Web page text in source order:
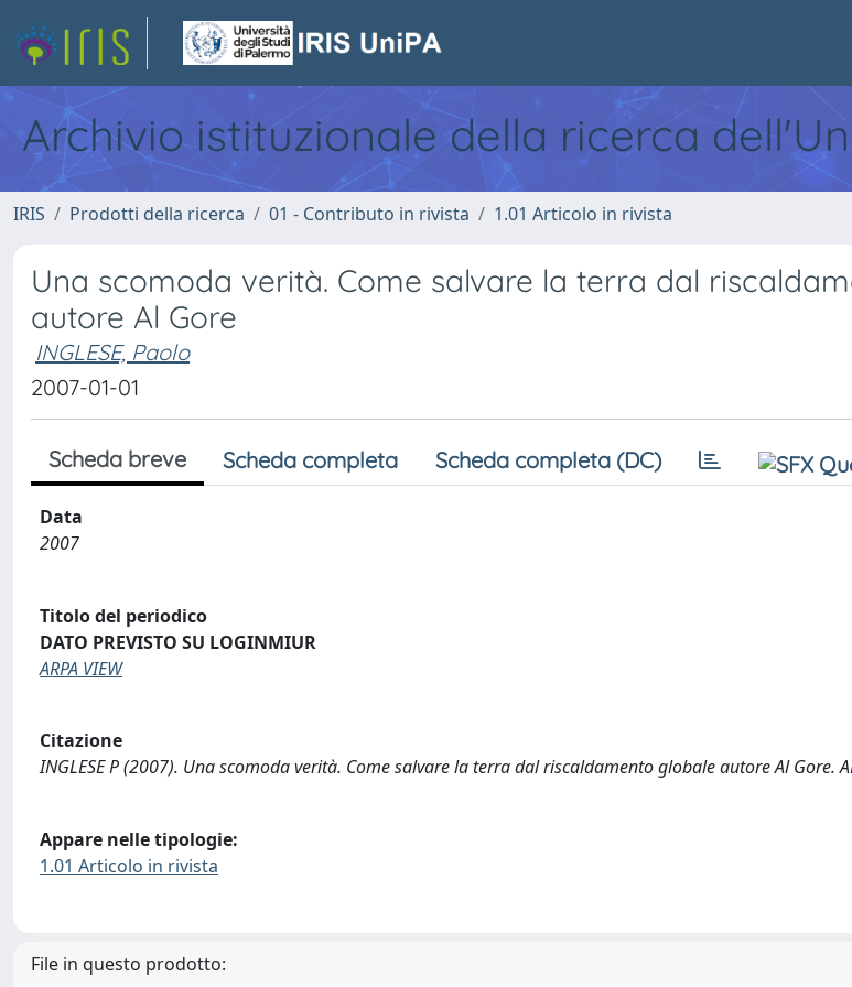
Archivio istituzionale della ricerca
IRIS Prodotti della ricerca 01 - Contributo in rivista 1.01 Articolo in rivista
Una scomoda verità. Come salvare la terra dal
autore Al Gore
INGLESE, Paolo
2007-01-01
Scheda breve Scheda completa Scheda completa (DC)
Data
2007
Titolo del periodico
DATO PREVISTO SU LOGINMIUR
ARPA VIEW
Citazione
INGLESE P (2007). Una scomoda verità. Come salvare la terra dal riscaldamento globale autore Al Gore.
Appare nelle tipologie:
1.01 Articolo in rivista
File in questo prodotto: